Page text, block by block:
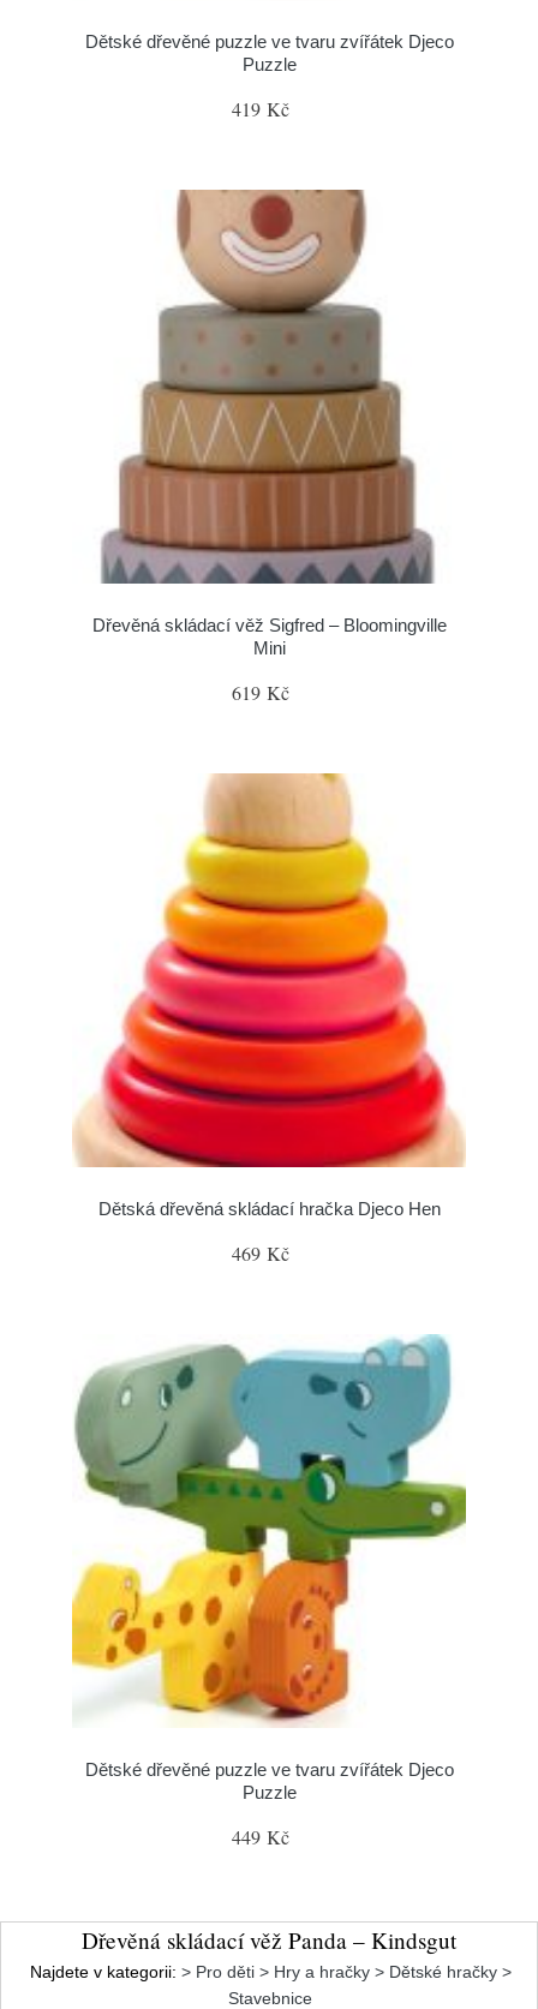
Dětské dřevěné puzzle ve tvaru zvířátek Djeco
Puzzle
419 Kč
Dřevěná skládací věž Sigfred – Bloomingville
Mini
619 Kč
Dětská dřevěná skládací hračka Djeco Hen
469 Kč
Dětské dřevěné puzzle ve tvaru zvířátek Djeco
Puzzle
449 Kč
Dřevěná skládací věž Panda – Kindsgut
Najdete v kategorii: > Pro děti > Hry a hračky > Dětské hračky >
Stavebnice